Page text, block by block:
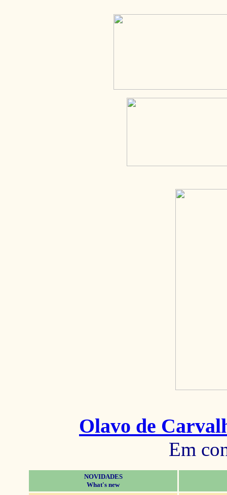
Olavo de
Em
NOVIDADES
What's new